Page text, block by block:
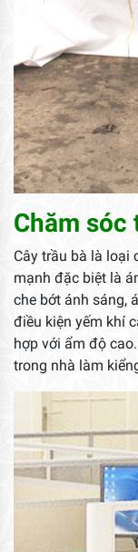
Chăm sóc
Cây trầu bà là loại
mạnh đặc biệt là
che bớt ánh sáng,
điều kiện yếm khí
hợp với ẩm độ
trong nhà làm